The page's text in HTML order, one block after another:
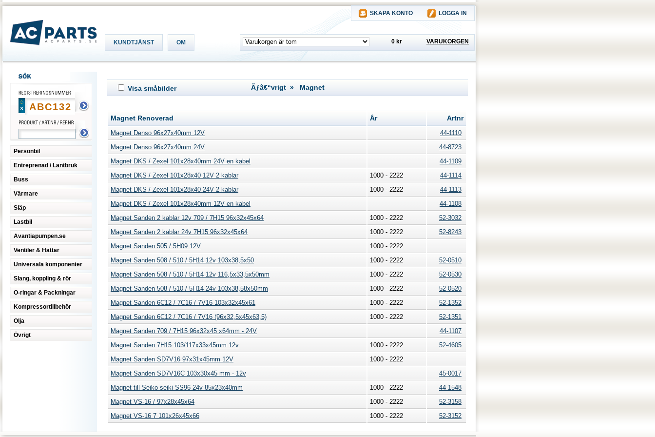
SKAPA KONTO LOGGA IN
KUNDTJÄNST OM 0 kr VARUKORGEN
Personbil
Entreprenad / Lantbruk
Buss
Värmare
Släp
Lastbil
Avantiapumpen.se
Ventiler & Hattar
Universala komponenter
Slang, koppling & rör
O-ringar & Packningar
Kompressortillbehör
Olja
Övrigt
Visa småbilder Ãƒâ€“vrigt » Magnet
Magnet Renoverad År Artnr
Magnet Denso 96x27x40mm 12V
44-1110
Magnet Denso 96x27x40mm 24V
44-8723
Magnet DKS / Zexel 101x28x40mm 24V en kabel
44-1109
Magnet DKS / Zexel 101x28x40 12V 2 kablar
1000 - 2222
44-1114
Magnet DKS / Zexel 101x28x40 24V 2 kablar
1000 - 2222
44-1113
Magnet DKS / Zexel 101x28x40mm 12V en kabel
44-1108
Magnet Sanden 2 kablar 12v 709 / 7H15 96x32x45x64
1000 - 2222
52-3032
Magnet Sanden 2 kablar 24v 7H15 96x32x45x64
1000 - 2222
52-8243
Magnet Sanden 505 / 5H09 12V
1000 - 2222
Magnet Sanden 508 / 510 / 5H14 12v 103x38,5x50
1000 - 2222
52-0510
Magnet Sanden 508 / 510 / 5H14 12v 116,5x33,5x50mm
1000 - 2222
52-0530
Magnet Sanden 508 / 510 / 5H14 24v 103x38,58x50mm
1000 - 2222
52-0520
Magnet Sanden 6C12 / 7C16 / 7V16 103x32x45x61
1000 - 2222
52-1352
Magnet Sanden 6C12 / 7C16 / 7V16 (96x32,5x45x63,5)
1000 - 2222
52-1351
Magnet Sanden 709 / 7H15 96x32x45 x64mm - 24V
44-1107
Magnet Sanden 7H15 103/117x33x45mm 12v
1000 - 2222
52-4605
Magnet Sanden SD7V16 97x31x45mm 12V
1000 - 2222
Magnet Sanden SD7V16C 103x30x45 mm - 12v
45-0017
Magnet till Seiko seiki SS96 24v 85x23x40mm
1000 - 2222
44-1548
Magnet VS-16 / 97x28x45x64
1000 - 2222
52-3158
Magnet VS-16 7 101x26x45x66
1000 - 2222 52-3152